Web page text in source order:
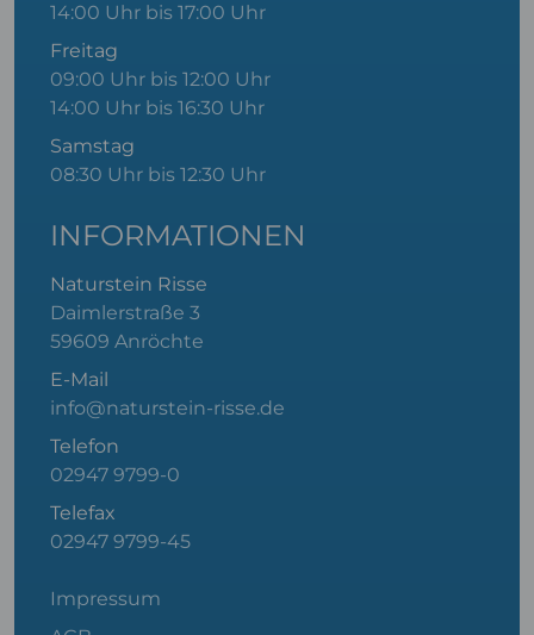
14:00 Uhr bis 17:00 Uhr
Freitag
09:00 Uhr bis 12:00 Uhr
14:00 Uhr bis 16:30 Uhr
Samstag
08:30 Uhr bis 12:30 Uhr
INFORMATIONEN
Naturstein Risse
Daimlerstraße 3
59609 Anröchte
E-Mail
info@naturstein-risse.de
Telefon
02947 9799-0
Telefax
02947 9799-45
Impressum